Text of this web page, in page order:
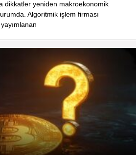
dikkatler yeniden makroekonomik
Algoritmik işlem firması